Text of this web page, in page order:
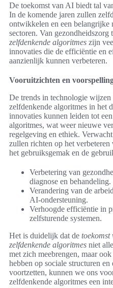
De toekomst van AI biedt tal
In de komende jaren zullen
ontwikkelen en een belangrijke
sectoren. Van gezondheidszorg
zelfdenkende algoritmes zijn
innovaties die de efficiëntie en
aanzienlijk kunnen verbeteren.
Vooruitzichten en
De trends in technologie wijzen
zelfdenkende algoritmes in het
innovaties kunnen leiden tot
algoritmes, wat weer nieuwe
regelgeving en ethiek.
zullen richten op het
het gebruiksgemak en de
Verbetering van
diagnose en behandeling.
Verandering van de
AI-ondersteuning.
Verhoogde efficiëntie in
zelfsturende systemen.
Het is duidelijk dat de toekomst
zelfdenkende algoritmes niet
met zich meebrengen, maar
hebben op sociale structuren
voortzetten, kunnen we ons
zelfdenkende algoritmes een